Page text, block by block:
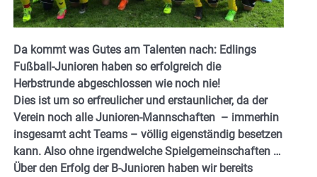
Da kommt was Gutes am Talenten nach: Edlings
Fußball-Junioren haben so erfolgreich die
Herbstrunde abgeschlossen wie noch nie!
Dies ist um so erfreulicher und erstaunlicher, da der
Verein noch alle Junioren-Mannschaften – immerhin
insgesamt acht Teams – völlig eigenständig besetzen
kann. Also ohne irgendwelche Spielgemeinschaften …
Über den Erfolg der B-Junioren haben wir bereits